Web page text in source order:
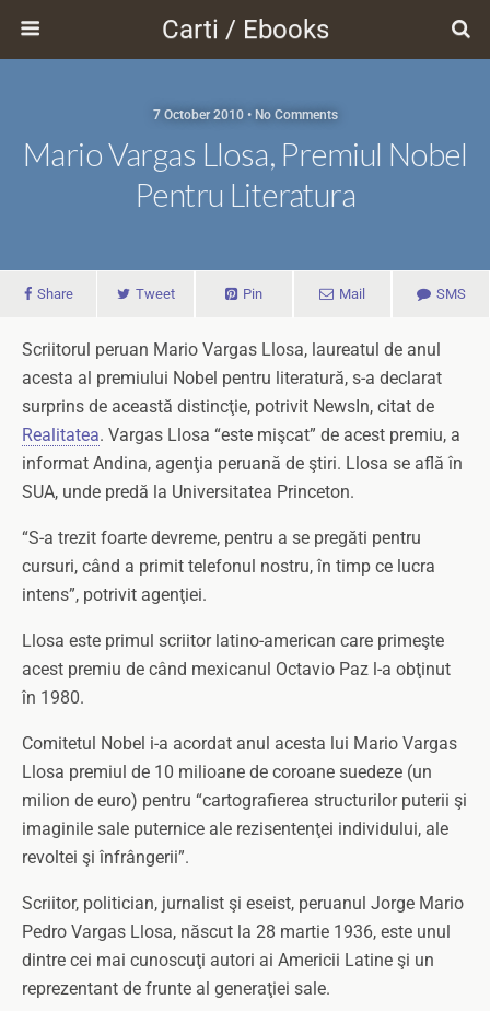
Carti / Ebooks
7 October 2010 • No Comments
Mario Vargas Llosa, Premiul Nobel
Pentru Literatura
Share Tweet Pin Mail SMS
Scriitorul peruan Mario Vargas Llosa, laureatul de anul
acesta al premiului Nobel pentru literatură, s-a declarat
surprins de această distincţie, potrivit NewsIn, citat de
Realitatea. Vargas Llosa “este mişcat” de acest premiu, a
informat Andina, agenţia peruană de ştiri. Llosa se află în
SUA, unde predă la Universitatea Princeton.
“S-a trezit foarte devreme, pentru a se pregăti pentru
cursuri, când a primit telefonul nostru, în timp ce lucra
intens”, potrivit agenţiei.
Llosa este primul scriitor latino-american care primeşte
acest premiu de când mexicanul Octavio Paz l-a obţinut
în 1980.
Comitetul Nobel i-a acordat anul acesta lui Mario Vargas
Llosa premiul de 10 milioane de coroane suedeze (un
milion de euro) pentru “cartografierea structurilor puterii şi
imaginile sale puternice ale rezisentenţei individului, ale
revoltei şi înfrângerii”.
Scriitor, politician, jurnalist şi eseist, peruanul Jorge Mario
Pedro Vargas Llosa, născut la 28 martie 1936, este unul
dintre cei mai cunoscuţi autori ai Americii Latine şi un
reprezentant de frunte al generaţiei sale.